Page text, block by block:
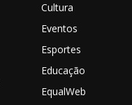
Cultura
Eventos
Esportes
Educação
EqualWeb